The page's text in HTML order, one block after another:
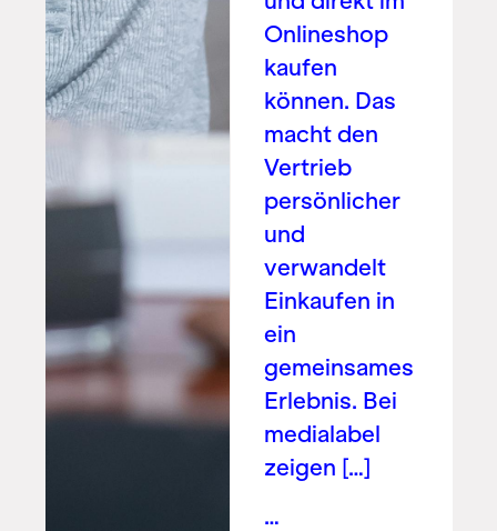
Onlineshop
kaufen
können. Das
macht den
Vertrieb
persönlicher
und
verwandelt
Einkaufen in
ein
gemeinsames
Erlebnis. Bei
medialabel
zeigen […]
…